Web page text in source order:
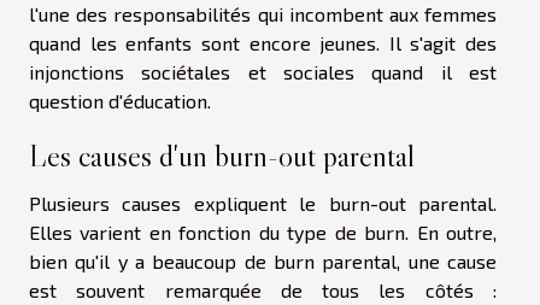
l'une des responsabilités qui incombent aux femmes
quand les enfants sont encore jeunes. Il s'agit des
injonctions sociétales et sociales quand il est
question d'éducation.
Les causes d'un burn-out parental
Plusieurs causes expliquent le burn-out parental.
Elles varient en fonction du type de burn. En outre,
bien qu'il y a beaucoup de burn parental, une cause
est souvent remarquée de tous les côtés :